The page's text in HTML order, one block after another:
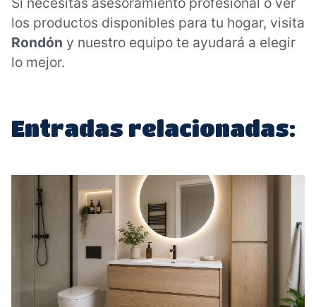
los productos disponibles para tu hogar, visita
Rondón y nuestro equipo te ayudará a elegir
lo mejor.
Entradas relacionadas: